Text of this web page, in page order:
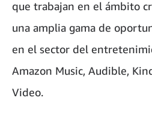
que trabajan en el ámbito
una amplia gama de
en el sector del
Amazon Music, Audible,
Video.